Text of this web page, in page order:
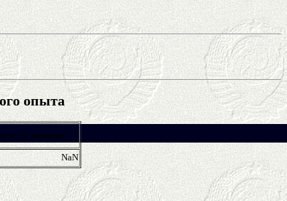
опыта
за ед. эконома
NaN